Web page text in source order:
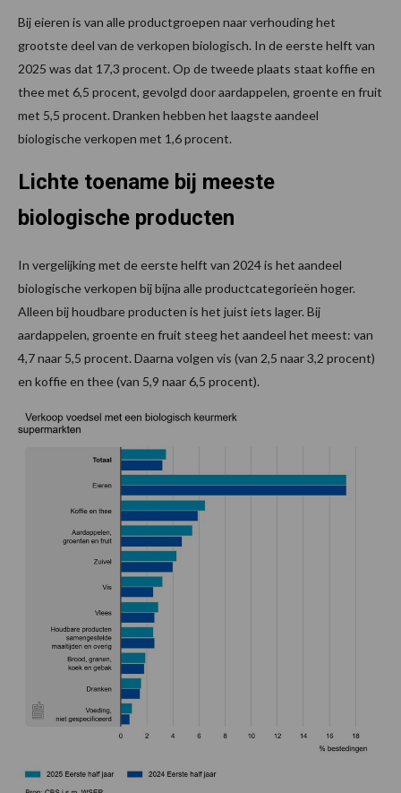
Bij eieren is van alle productgroepen naar verhouding het
grootste deel van de verkopen biologisch. In de eerste helft van
2025 was dat 17,3 procent. Op de tweede plaats staat koffie en
thee met 6,5 procent, gevolgd door aardappelen, groente en fruit
met 5,5 procent. Dranken hebben het laagste aandeel
biologische verkopen met 1,6 procent.
Lichte toename bij meeste
biologische producten
In vergelijking met de eerste helft van 2024 is het aandeel
biologische verkopen bij bijna alle productcategorieën hoger.
Alleen bij houdbare producten is het juist iets lager. Bij
aardappelen, groente en fruit steeg het aandeel het meest: van
4,7 naar 5,5 procent. Daarna volgen vis (van 2,5 naar 3,2 procent)
en koffie en thee (van 5,9 naar 6,5 procent).